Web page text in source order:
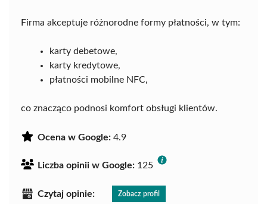
Firma akceptuje różnorodne formy płatności, w tym:
karty debetowe,
karty kredytowe,
płatności mobilne NFC,
co znacząco podnosi komfort obsługi klientów.
Ocena w Google: 4.9
Liczba opinii w Google: 125
Czytaj opinie: Zobacz profil